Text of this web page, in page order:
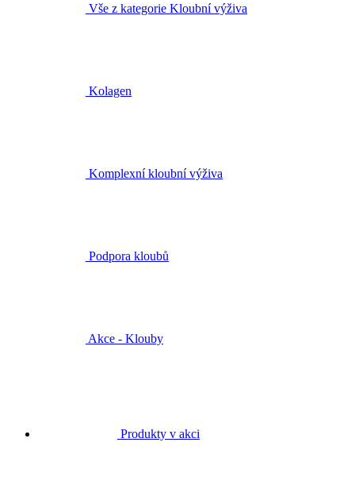
Vše z kategorie Kloubní výživa
Kolagen
Komplexní kloubní výživa
Podpora kloubů
Akce - Klouby
Produkty v akci